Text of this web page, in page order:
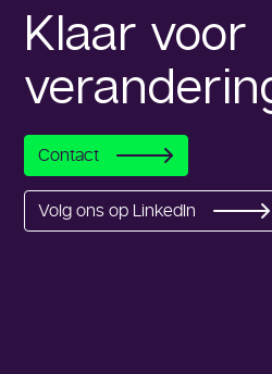
Klaar voor
Contact
Volg ons op LinkedIn